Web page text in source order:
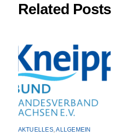
Related Posts
AKTUELLES,ALLGEMEIN